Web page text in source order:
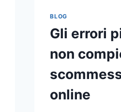
A
ONLINE?
ECCO
BLOG
Gli errori
non
online